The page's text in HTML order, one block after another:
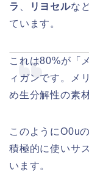
ラ
リヨセルな
ています。
これは80%が「
ィガンです。メ
め生分解性の素
このようにO0u
積極的に使いサ
います。